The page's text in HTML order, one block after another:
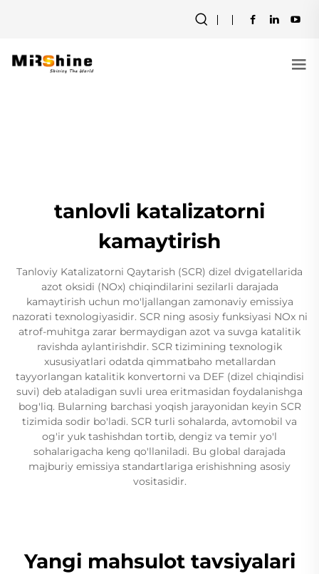
tanlovli katalizatorni
kamaytirish
Tanloviy Katalizatorni Qaytarish (SCR) dizel dvigatellarida
azot oksidi (NOx) chiqindilarini sezilarli darajada
kamaytirish uchun mo'ljallangan zamonaviy emissiya
nazorati texnologiyasidir. SCR ning asosiy funksiyasi NOx ni
atrof-muhitga zarar bermaydigan azot va suvga katalitik
ravishda aylantirishdir. SCR tizimining texnologik
xususiyatlari odatda qimmatbaho metallardan
tayyorlangan katalitik konvertorni va DEF (dizel chiqindisi
suvi) deb ataladigan suvli urea eritmasidan foydalanishga
bog'liq. Bularning barchasi yoqish jarayonidan keyin SCR
tizimida sodir bo'ladi. SCR turli sohalarda, avtomobil va
og'ir yuk tashishdan tortib, dengiz va temir yo'l
sohalarigacha keng qo'llaniladi. Bu global darajada
majburiy emissiya standartlariga erishishning asosiy
vositasidir.
Yangi mahsulot tavsiyalari